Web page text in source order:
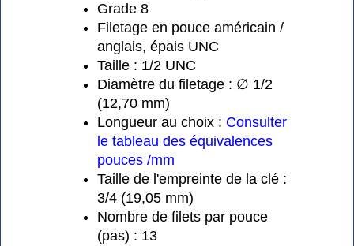
Grade 8
Filetage en pouce américain /
anglais, épais UNC
Taille : 1/2 UNC
Diamètre du filetage : ∅ 1/2
(12,70 mm)
Longueur au choix : Consulter
le tableau des équivalences
pouces /mm
Taille de l'empreinte de la clé :
3/4 (19,05 mm)
Nombre de filets par pouce
(pas) : 13